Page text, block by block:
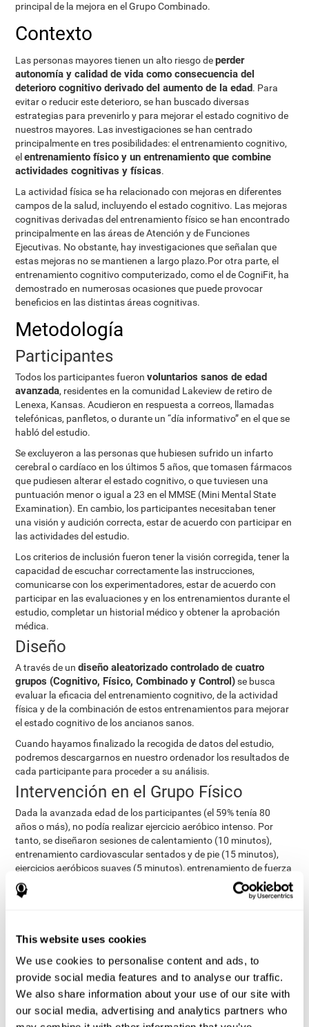
This website uses cookies
We use cookies to personalise content and ads, to
provide social media features and to analyse our traffic.
We also share information about your use of our site with
our social media, advertising and analytics partners who
principal de la mejora en el Grupo Combinado.
Contexto
Las personas mayores tienen un alto riesgo deperder
autonomía y calidad de vida como consecuencia del
deterioro cognitivo derivado del aumento de la edad. Para
evitar o reducir este deterioro, se han buscado diversas
estrategias para prevenirlo y para mejorar el estado cognitivo de
nuestros mayores. Las investigaciones se han centrado
principalmente en tres posibilidades: el entrenamiento cognitivo,
elentrenamiento físico y un entrenamiento que combine
actividades cognitivas y físicas.
La actividad física se ha relacionado con mejoras en diferentes
campos de la salud, incluyendo el estado cognitivo. Las mejoras
cognitivas derivadas del entrenamiento físico se han encontrado
principalmente en las áreas de Atención y de Funciones
Ejecutivas. No obstante, hay investigaciones que señalan que
estas mejoras no se mantienen a largo plazo.Por otra parte, el
entrenamiento cognitivo computerizado, como el de CogniFit, ha
demostrado en numerosas ocasiones que puede provocar
beneficios en las distintas áreas cognitivas.
Metodología
Participantes
Todos los participantes fueronvoluntarios sanos de edad
avanzada, residentes en la comunidad Lakeview de retiro de
Lenexa, Kansas. Acudieron en respuesta a correos, llamadas
telefónicas, panfletos, o durante un “día informativo” en el que se
habló del estudio.
Se excluyeron a las personas que hubiesen sufrido un infarto
cerebral o cardíaco en los últimos 5 años, que tomasen fármacos
que pudiesen alterar el estado cognitivo, o que tuviesen una
puntuación menor o igual a 23 en el MMSE (Mini Mental State
Examination). En cambio, los participantes necesitaban tener
una visión y audición correcta, estar de acuerdo con participar en
las actividades del estudio.
Los criterios de inclusión fueron tener la visión corregida, tener la
capacidad de escuchar correctamente las instrucciones,
comunicarse con los experimentadores, estar de acuerdo con
participar en las evaluaciones y en los entrenamientos durante el
estudio, completar un historial médico y obtener la aprobación
médica.
Diseño
A través de undiseño aleatorizado controlado de cuatro
grupos (Cognitivo, Físico, Combinado y Control)se busca
evaluar la eficacia del entrenamiento cognitivo, de la actividad
física y de la combinación de estos entrenamientos para mejorar
el estado cognitivo de los ancianos sanos.
Cuando hayamos finalizado la recogida de datos del estudio,
podremos descargarnos en nuestro ordenador los resultados de
cada participante para proceder a su análisis.
Intervención en el Grupo Físico
Dada la avanzada edad de los participantes (el 59% tenía 80
años o más), no podía realizar ejercicio aeróbico intenso. Por
tanto, se diseñaron sesiones de calentamiento (10 minutos),
entrenamiento cardiovascular sentados y de pie (15 minutos),
ejercicios aeróbicos suaves (5 minutos), entrenamiento de fuerza
(10 minutos), entrenamiento de flexibilidad (5 minutos) y una
breve sesión de relajación. Aquellos que inicialmente no pudieron
Intervención en el Grupo Combinado
Los participantes del Grupo Combinado compatibilizaron el
entrenamiento del Grupo Cognitivo (usando CogniFit) con el
entrenamiento del Grupo Físico. Como resultado, estos
participantes realizaron el doble de actividades que los de los
grupos de entrenamiento exclusivamente cognitivo o físico.